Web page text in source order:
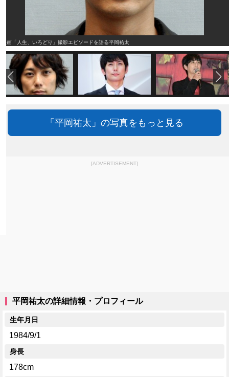
映画「人生、いろどり」撮影エピソードを語る平岡祐太
「平岡祐太」の写真をもっと見る
[ADVERTISEMENT]
平岡祐太の詳細情報・プロフィール
生年月日
1984/9/1
身長
178cm